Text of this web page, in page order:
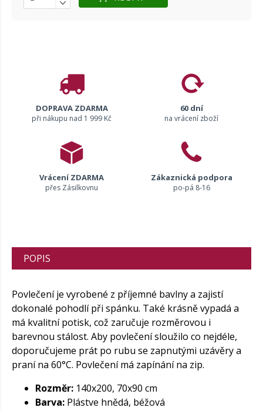
DOPRAVA ZDARMA
při nákupu nad 1 999 Kč
60 dní
na vrácení zboží
Vrácení ZDARMA
přes Zásilkovnu
Zákaznická podpora
po-pá 8-16
POPIS
Povlečení je vyrobené z příjemné bavlny a zajistí
dokonalé pohodlí při spánku. Také krásně vypadá a
má kvalitní potisk, což zaručuje rozměrovou i
barevnou stálost. Aby povlečení sloužilo co nejdéle,
doporučujeme prát po rubu se zapnutými uzávěry a
praní na 60°C. Povlečení má zapínání na zip.
Rozměr: 140x200, 70x90 cm
Barva: Plástve hnědá, béžová